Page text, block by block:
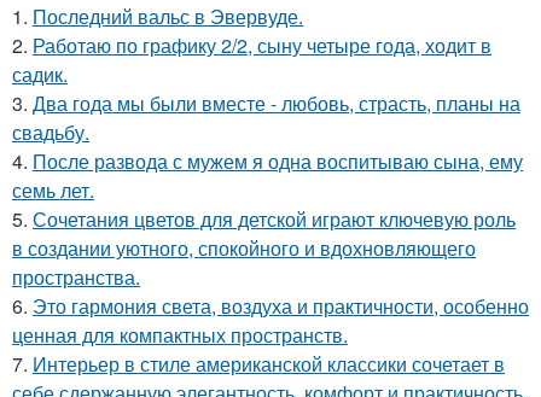
1. Последний вальс в Эвервуде.
2. Работаю по графику 2/2, сыну четыре года, ходит в
садик.
3. Два года мы были вместе - любовь, страсть, планы на
свадьбу.
4. После развода с мужем я одна воспитываю сына, ему
семь лет.
5. Сочетания цветов для детской играют ключевую роль
в создании уютного, спокойного и вдохновляющего
пространства.
6. Это гармония света, воздуха и практичности, особенно
ценная для компактных пространств.
7. Интерьер в стиле американской классики сочетает в